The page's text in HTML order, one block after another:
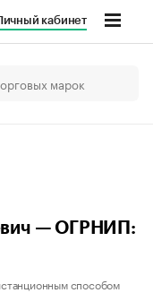
кабинет
— ОГРНИП:
способом